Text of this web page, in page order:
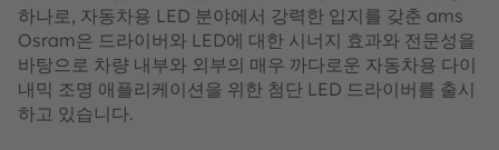
하나로, 자동차용 LED 분야에서 강력한 입지를 갖춘 ams
Osram은 드라이버와 LED에 대한 시너지 효과와 전문성을
바탕으로 차량 내부와 외부의 매우 까다로운 자동차용 다이
내믹 조명 애플리케이션을 위한 첨단 LED 드라이버를 출시
하고 있습니다.